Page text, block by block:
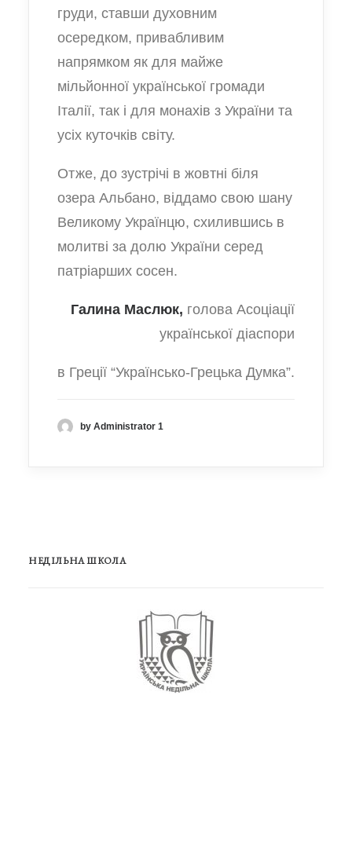
груди, ставши духовним
осередком, привабливим
напрямком як для майже
мільйонної української громади
Італії, так і для монахів з України та
усіх куточків світу.
Отже, до зустрічі в жовтні біля
озера Альбано, віддамо свою шану
Великому Українцю, схилившись в
молитві за долю України серед
патріарших сосен.
Галина Маслюк, голова Асоціації
української діаспори
в Греції “Українсько-Грецька Думка”.
by Administrator 1
НЕДІЛЬНА ШКОЛА